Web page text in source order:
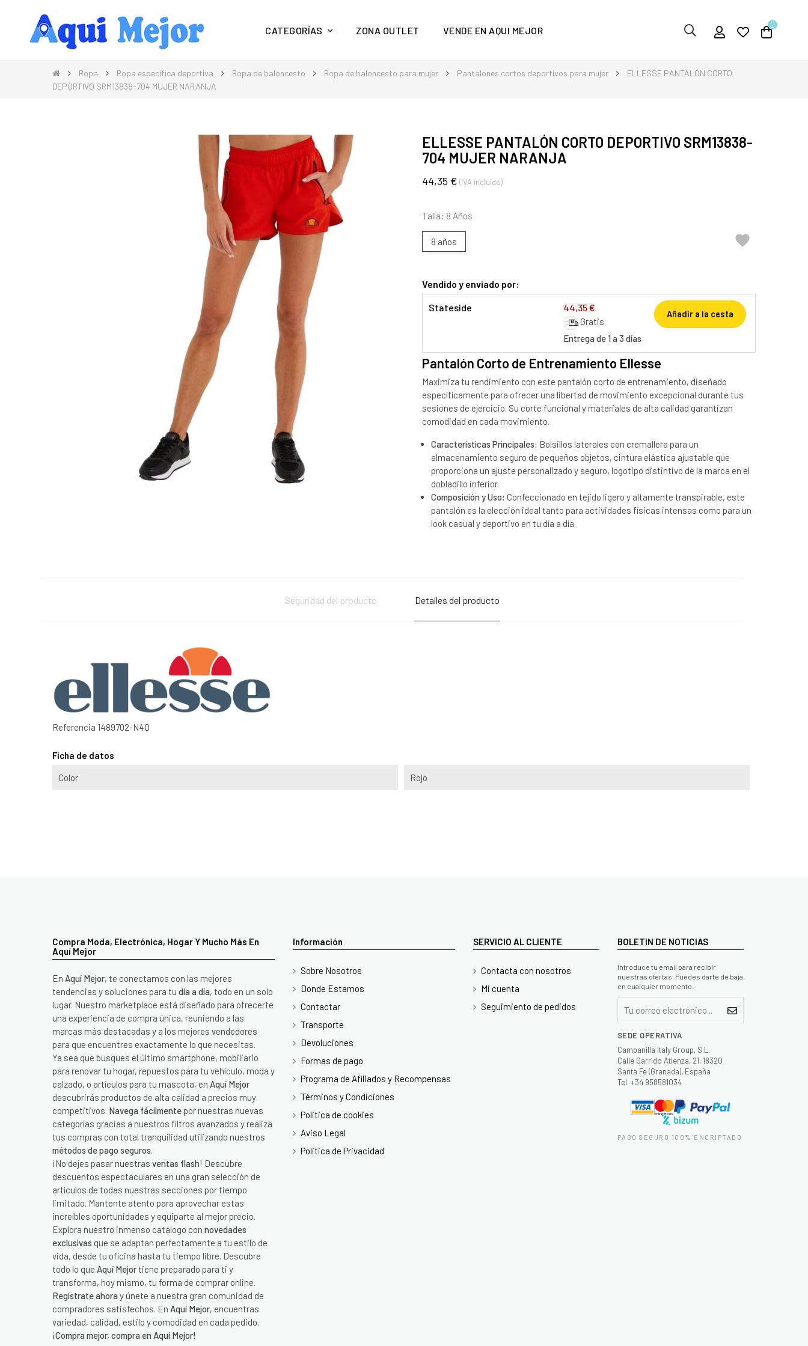
Compra Moda, Electrónica, Hogar y mucho más en Aquí Mejor
CATEGORÍAS ZONA OUTLET VENDE EN AQUI MEJOR 0
Ropa Ropa específica deportiva Ropa de baloncesto Ropa de baloncesto para mujer Pantalones cortos deportivos para mujer
ELLESSE PANTALÓN CORTO
DEPORTIVO SRM13838-704 MUJER NARANJA
ELLESSE PANTALÓN CORTO DEPORTIVO SRM13838-
704 MUJER NARANJA
44,35 € (IVA incluido)
Talla: 8 Años
8 años 
Vendido y enviado por:
Stateside 44,35 €
Gratis
Entrega de 1 a 3 días
Añadir a la cesta
Pantalón Corto de Entrenamiento Ellesse
Maximiza tu rendimiento con este pantalón corto de entrenamiento, diseñado
específicamente para ofrecer una libertad de movimiento excepcional durante tus
sesiones de ejercicio. Su corte funcional y materiales de alta calidad garantizan
comodidad en cada movimiento.
Características Principales: Bolsillos laterales con cremallera para un
almacenamiento seguro de pequeños objetos, cintura elástica ajustable que
proporciona un ajuste personalizado y seguro, logotipo distintivo de la marca en el
dobladillo inferior.
Composición y Uso: Confeccionado en tejido ligero y altamente transpirable, este
pantalón es la elección ideal tanto para actividades físicas intensas como para un
look casual y deportivo en tu día a día.
Seguridad del producto Detalles del producto
Referencia 1489702-N4Q
Ficha de datos
Color Rojo
Compra Moda, Electrónica, Hogar Y Mucho Más En
Aquí Mejor
En Aquí Mejor, te conectamos con las mejores
tendencias y soluciones para tu día a día, todo en un solo
lugar. Nuestro marketplace está diseñado para ofrecerte
una experiencia de compra única, reuniendo a las
marcas más destacadas y a los mejores vendedores
para que encuentres exactamente lo que necesitas.
Ya sea que busques el último smartphone, mobiliario
para renovar tu hogar, repuestos para tu vehículo, moda y
calzado, o artículos para tu mascota, en Aquí Mejor
descubrirás productos de alta calidad a precios muy
competitivos. Navega fácilmente por nuestras nuevas
categorías gracias a nuestros filtros avanzados y realiza
tus compras con total tranquilidad utilizando nuestros
métodos de pago seguros.
¡No dejes pasar nuestras ventas flash! Descubre
descuentos espectaculares en una gran selección de
artículos de todas nuestras secciones por tiempo
limitado. Mantente atento para aprovechar estas
increíbles oportunidades y equiparte al mejor precio.
Explora nuestro inmenso catálogo con novedades
exclusivas que se adaptan perfectamente a tu estilo de
vida, desde tu oficina hasta tu tiempo libre. Descubre
todo lo que Aquí Mejortiene preparado para ti y
transforma, hoy mismo, tu forma de comprar online.
Regístrate ahora y únete a nuestra gran comunidad de
compradores satisfechos. En Aquí Mejor, encuentras
variedad, calidad, estilo y comodidad en cada pedido.
¡Compra mejor, compra en Aquí Mejor!
Información
Sobre Nosotros
Donde Estamos
Contactar
Transporte
Devoluciones
Formas de pago
Programa de Afiliados y Recompensas
Términos y Condiciones
Politica de cookies
Aviso Legal
Politica de Privacidad
SERVICIO AL CLIENTE
Contacta con nosotros
Mi cuenta
Seguimiento de pedidos
BOLETIN DE NOTICIAS
Introduce tu email para recibir
nuestras ofertas. Puedes darte de baja
en cualquier momento.
SEDE OPERATIVA
Campanilla Italy Group, S.L.
Calle Garrido Atienza, 21, 18320
Santa Fe (Granada), España
Tel. +34 958581034
PAGO SEGURO 100% ENCRIPTADO